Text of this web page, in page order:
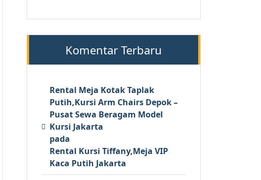
Komentar Terbaru
Rental Meja Kotak Taplak
Putih,Kursi Arm Chairs Depok –
Pusat Sewa Beragam Model
Kursi Jakarta
pada
Rental Kursi Tiffany,Meja VIP
Kaca Putih Jakarta